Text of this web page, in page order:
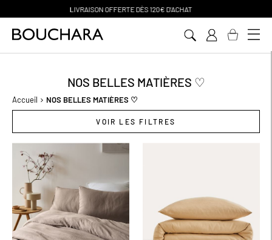
PAIEMENT EN 3 SANS FRAIS
NOS BELLES MATIÈRES ♡
Accueil NOS BELLES MATIÈRES ♡
VOIR LES FILTRES